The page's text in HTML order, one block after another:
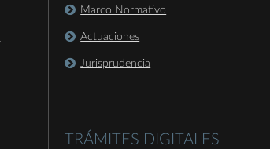
Marco Normativo
Actuaciones
Jurisprudencia
TRÁMITES DIGITALES